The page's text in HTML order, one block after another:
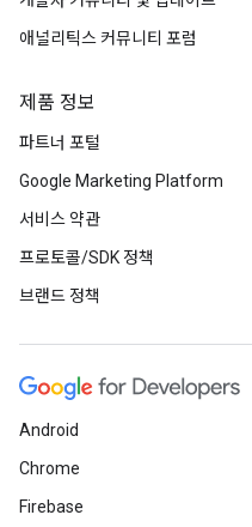
애널리틱스 커뮤니티 포럼
제품 정보
파트너 포털
Google Marketing Platform
서비스 약관
프로토콜/SDK 정책
브랜드 정책
Android
Chrome
Firebase